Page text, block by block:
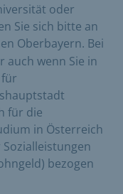
oder
Sie sich bitte an
Oberbayern. Bei
auch wenn Sie in
für die
in Österreich
bezogen